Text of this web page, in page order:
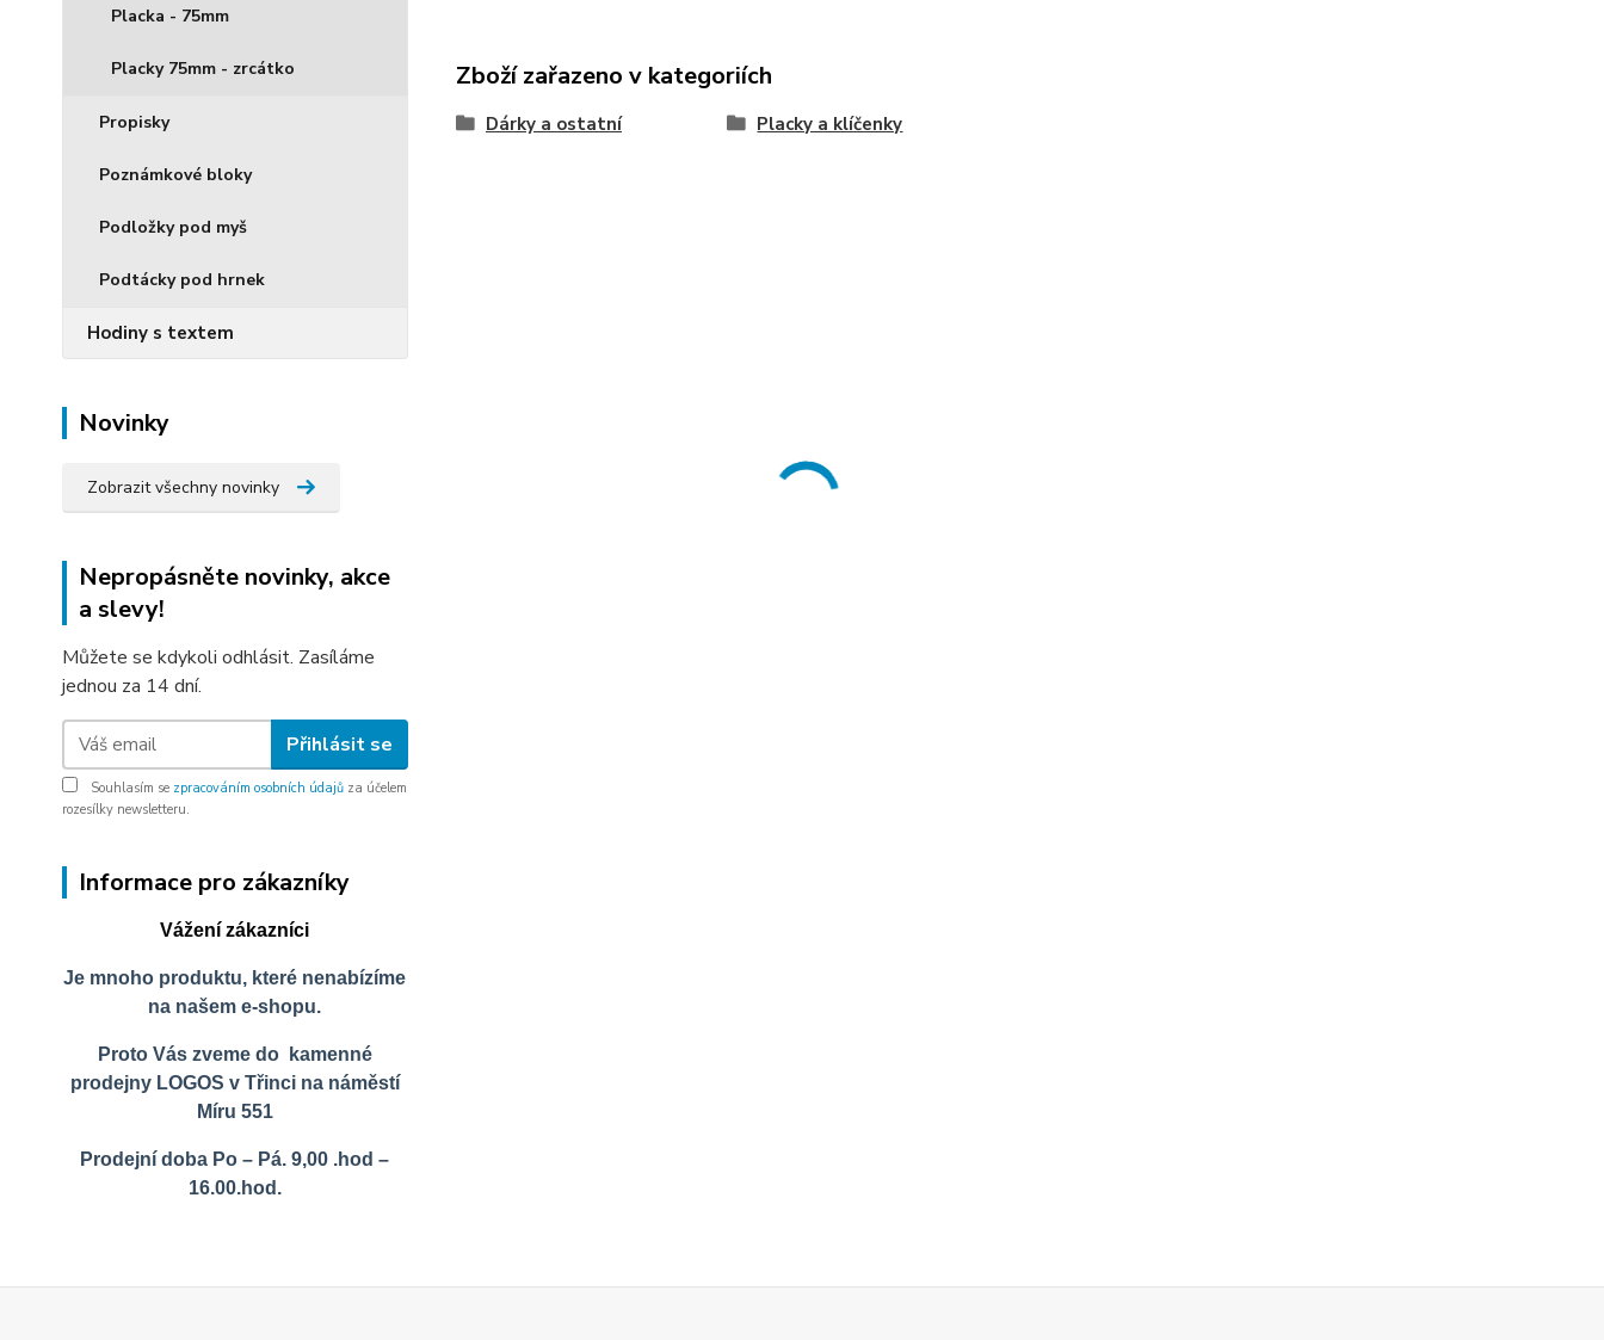
Placka - 75mm
Placky 75mm - zrcátko
Propisky
Poznámkové bloky
Podložky pod myš
Podtácky pod hrnek
Hodiny s textem
Novinky
Zobrazit všechny novinky
Nepropásněte novinky, akce
a slevy!
Můžete se kdykoli odhlásit. Zasíláme
jednou za 14 dní.
Přihlásit se
Souhlasím se zpracováním osobních údajů za účelem
rozesílky newsletteru.
Informace pro zákazníky
Vážení zákazníci
Je mnoho produktu, které nenabízíme
na našem e-shopu.
Proto Vás zveme do kamenné
prodejny LOGOS v Třinci na náměstí
Míru 551
Prodejní doba Po – Pá. 9,00 .hod –
16.00.hod.
Zboží zařazeno v kategoriích
Dárky a ostatní Placky a klíčenky